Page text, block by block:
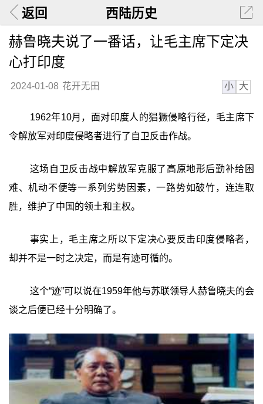
返回 西陆历史
赫鲁晓夫说了一番话，让毛主席下定决
心打印度
2024-01-08 花开无田 小 大
1962年10月，面对印度人的猖獗侵略行径，毛主席下
令解放军对印度侵略者进行了自卫反击作战。
这场自卫反击战中解放军克服了高原地形后勤补给困
难、机动不便等一系列劣势因素，一路势如破竹，连连取
胜，维护了中国的领土和主权。
事实上，毛主席之所以下定决心要反击印度侵略者，
却并不是一时之决定，而是有迹可循的。
这个“迹”可以说在1959年他与苏联领导人赫鲁晓夫的会
谈之后便已经十分明确了。